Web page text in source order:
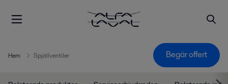
Hem Spjällventiler Begär offert